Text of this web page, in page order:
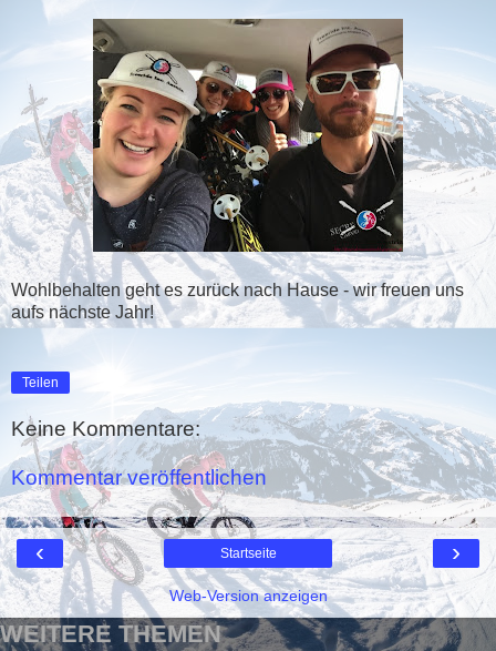
Wohlbehalten geht es zurück nach Hause - wir freuen uns
aufs nächste Jahr!
Teilen
Keine Kommentare:
Kommentar veröffentlichen
‹ ›
Startseite
Web-Version anzeigen
WEITERE THEMEN